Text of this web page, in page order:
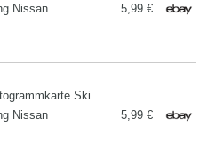
Nissan
5,99 €
Ski
Nissan
5,99 €